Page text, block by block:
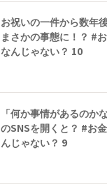
お祝いの一件から数年
まさかの事態に！？ #
なんじゃない？ 10
「何か事情があるのか
のSNSを開くと？ #お
んじゃない？ 9